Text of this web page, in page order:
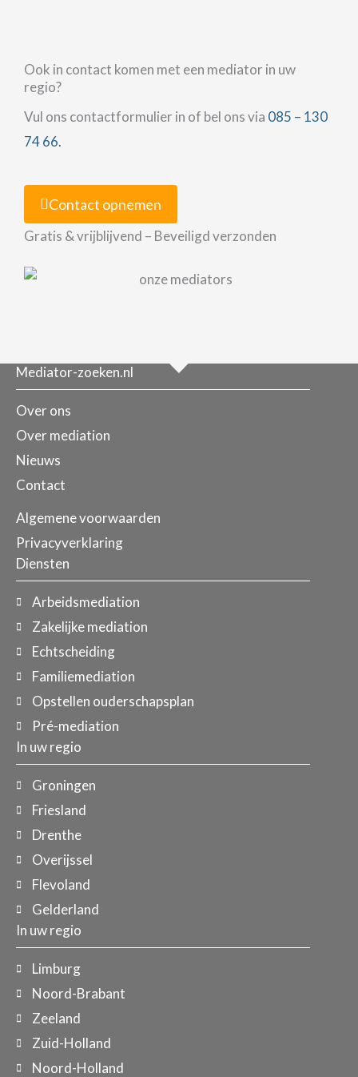
Ook in contact komen met een mediator in uw
regio?
Vul ons contactformulier in of bel ons via 085 – 130
74 66.
Contact opnemen
Gratis & vrijblijvend – Beveiligd verzonden
Mediator-zoeken.nl
Over ons
Over mediation
Nieuws
Contact
Algemene voorwaarden
Privacyverklaring
Diensten
Arbeidsmediation
Zakelijke mediation
Echtscheiding
Familiemediation
Opstellen ouderschapsplan
Pré-mediation
In uw regio
Groningen
Friesland
Drenthe
Overijssel
Flevoland
Gelderland
In uw regio
Limburg
Noord-Brabant
Zeeland
Zuid-Holland
Noord-Holland